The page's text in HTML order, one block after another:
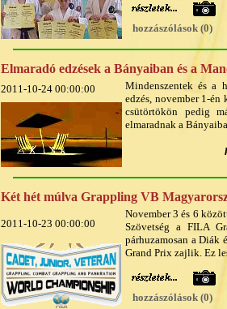
hozzászólások (0)
Elmaradó edzések a Bányaiban és a
2011-10-24 00:00:00
Mindenszentek és a
edzés, november 1-én
csütörtökön pedig
elmaradnak a
Két hét múlva Grappling VB
2011-10-23 00:00:00
November 3 és 6
Szövetség a FILA
párhuzamosan a Diák
Grand Prix zajlik. Ez
hozzászólások (0)